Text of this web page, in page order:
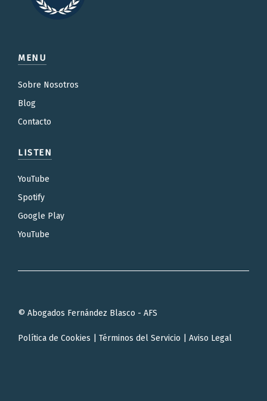
MENU
Sobre Nosotros
Blog
Contacto
LISTEN
YouTube
Spotify
Google Play
YouTube
© Abogados Fernández Blasco - AFS
Política de Cookies Términos del Servicio Aviso Legal